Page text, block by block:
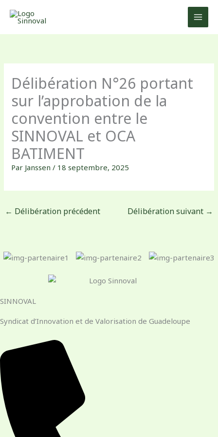
Délibération N°26 portant
sur l’approbation de la
convention entre le
SINNOVAL et OCA
BATIMENT
Par Janssen/ 18 septembre, 2025
← Délibération précédent Délibération suivant →
SINNOVAL
Syndicat d’Innovation et de Valorisation de Guadeloupe